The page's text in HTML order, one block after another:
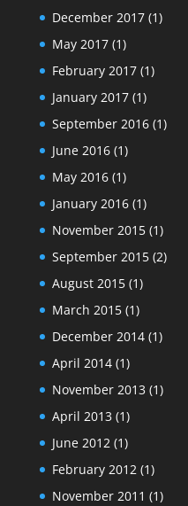
December 2017(1)
May 2017(1)
February 2017(1)
January 2017(1)
September 2016(1)
June 2016(1)
May 2016(1)
January 2016(1)
November 2015(1)
September 2015(2)
August 2015(1)
March 2015(1)
December 2014(1)
April 2014(1)
November 2013 (1)
April 2013 (1)
June 2012 (1)
February 2012 (1)
November 2011 (1)